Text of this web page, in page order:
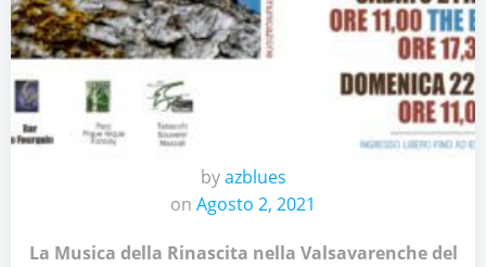
byazblues
on Agosto 2, 2021
La Musica della Rinascita nella Valsavarenche del